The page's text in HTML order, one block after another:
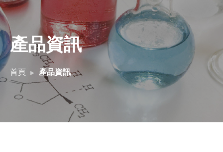
產品資訊
首頁 產品資訊